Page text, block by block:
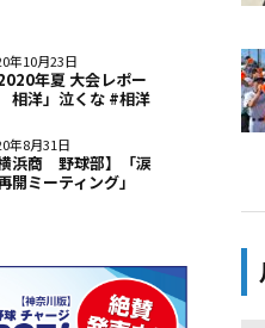
年10月23日
年夏 大会レポー
洋」泣くな #相洋
年8月31日
横浜商 野球部】「涙
開ミーティング」